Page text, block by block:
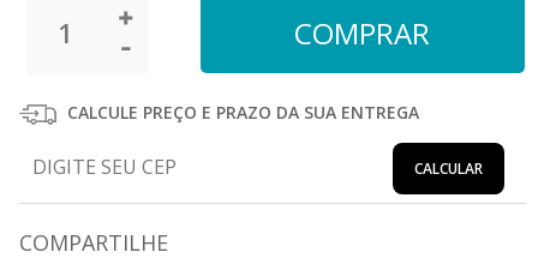
CALCULE PREÇO E PRAZO DA SUA ENTREGA
CALCULAR
COMPARTILHE